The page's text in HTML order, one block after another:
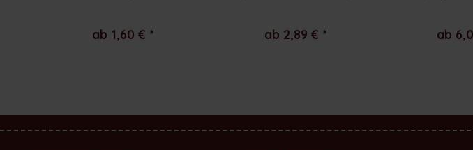
ab 1,60 € * ab 2,89 € * ab